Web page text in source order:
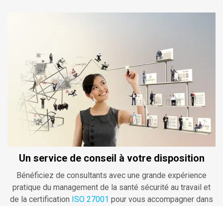
Un service de conseil à votre disposition
Bénéficiez de consultants avec une grande expérience
pratique du management de la santé sécurité au travail et
de la certification ISO 27001 pour vous accompagner dans